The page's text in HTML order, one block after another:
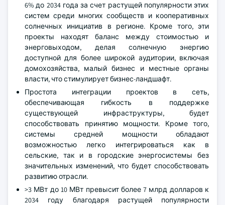
6% до 2034 года за счет растущей популярности этих
систем среди многих сообществ и кооперативных
солнечных инициатив в регионе. Кроме того, эти
проекты находят баланс между стоимостью и
энерговыходом, делая солнечную энергию
доступной для более широкой аудитории, включая
домохозяйства, малый бизнес и местные органы
власти, что стимулирует бизнес-ландшафт.
Простота интеграции проектов в сеть,
обеспечивающая гибкость в поддержке
существующей инфраструктуры, будет
способствовать принятию мощности. Кроме того,
системы средней мощности обладают
возможностью легко интегрироваться как в
сельские, так и в городские энергосистемы без
значительных изменений, что будет способствовать
развитию отрасли.
>3 МВт до 10 МВт превысит более 7 млрд долларов к
2034 году благодаря растущей популярности